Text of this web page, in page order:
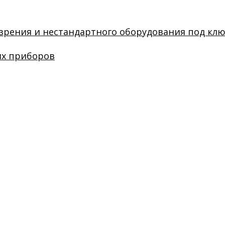
и нестандартного оборудования под
приборов